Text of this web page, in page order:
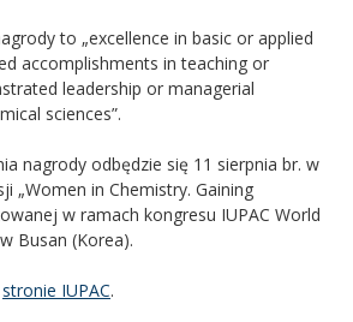
to „excellence in basic or applied
accomplishments in teaching or
leadership or managerial
sciences”.
nagrody odbędzie się 11 sierpnia br. w
„Women in Chemistry. Gaining
w ramach kongresu IUPAC World
Busan (Korea).
stronie IUPAC.